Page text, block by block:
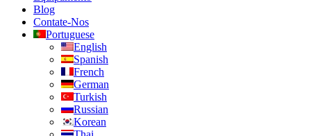
Blog
Contate-Nos
Portuguese
English
Spanish
French
German
Turkish
Russian
Korean